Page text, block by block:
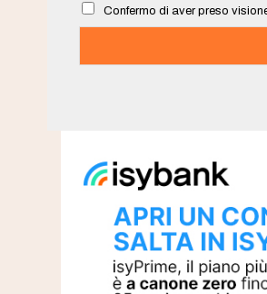
*
Confermo di aver preso